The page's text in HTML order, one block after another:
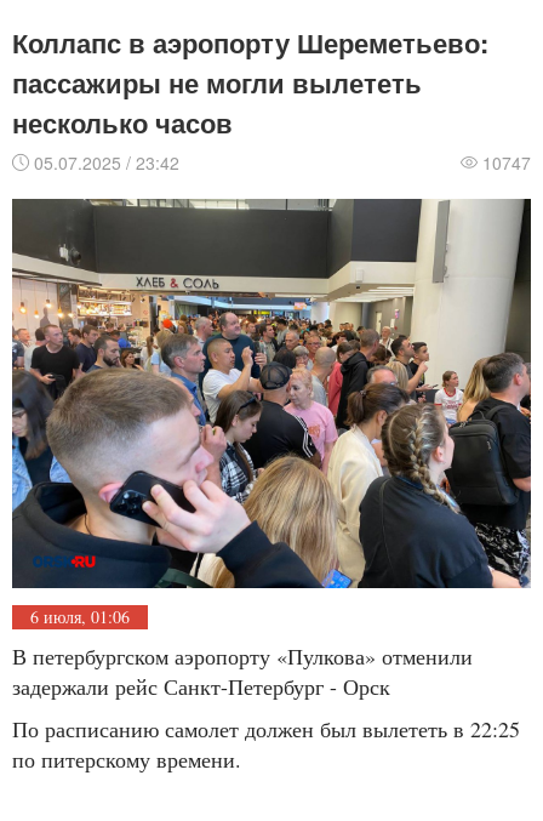
Коллапс в аэропорту Шереметьево:
пассажиры не могли вылететь
несколько часов
05.07.2025 / 23:42 10747
6 июля, 01:06
В петербургском аэропорту «Пулкова» отменили
задержали рейс Санкт-Петербург - Орск
По расписанию самолет должен был вылететь в 22:25
по питерскому времени.